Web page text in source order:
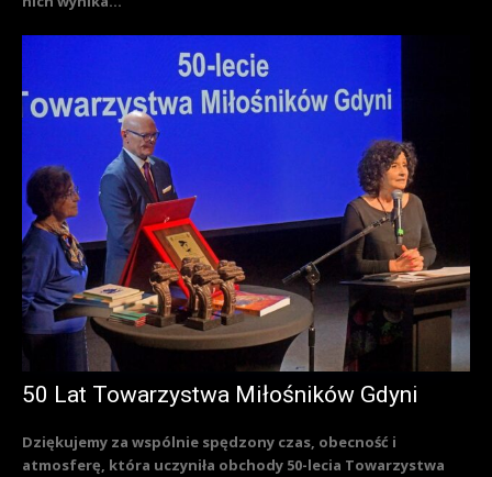
50 Lat Towarzystwa Miłośników Gdyni
Dziękujemy za wspólnie spędzony czas, obecność i
atmosferę, która uczyniła obchody 50-lecia Towarzystwa